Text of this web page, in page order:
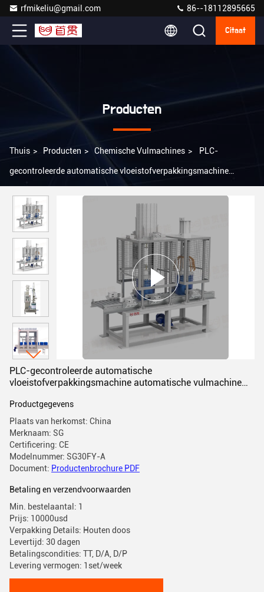
rfmikeliu@gmail.com 86--18112895665
Citaat
Producten
Thuis > Producten > Chemische Vulmachines > PLC-
gecontroleerde automatische vloeistofverpakkingsmachine
PLC-gecontroleerde automatische
vloeistofverpakkingsmachine automatische vulmachine
Productgegevens
Plaats van herkomst: China
Merknaam: SG
Certificering: CE
Modelnummer: SG30FY-A
Document: Productenbrochure PDF
Betaling en verzendvoorwaarden
Min. bestelaantal: 1
Prijs: 10000usd
Verpakking Details: Houten doos
Levertijd: 30 dagen
Betalingscondities: TT, D/A, D/P
Levering vermogen: 1set/week